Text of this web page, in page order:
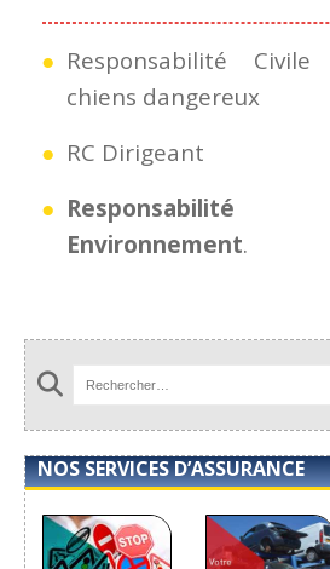
Responsabilité
chiens dangereux
RC Dirigeant
Environnement.
NOS SERVICES D’ASSURANCE